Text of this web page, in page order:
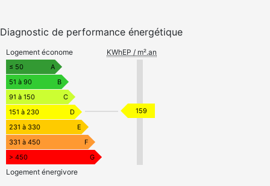
Diagnostic de performance énergétique
Logement économe KWhEP / m².an
≤ 50
A
51 à 90
B
91 à 150
C
151 à 230
D
231 à 330
E
331 à 450
F
> 450
G
159
Logement énergivore